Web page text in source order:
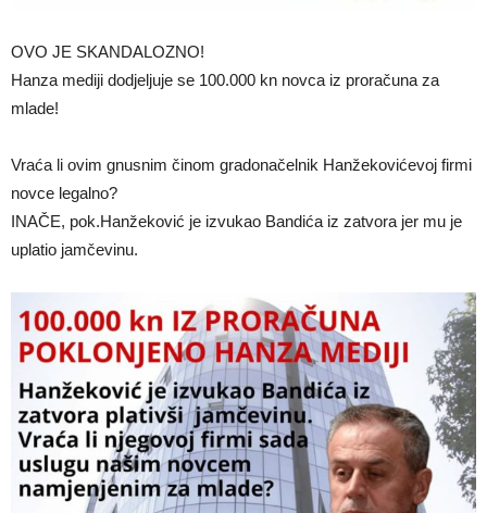
OVO JE SKANDALOZNO!
Hanza mediji dodjeljuje se 100.000 kn novca iz proračuna za
mlade!
Vraća li ovim gnusnim činom gradonačelnik Hanžekovićevoj firmi
novce legalno?
INAČE, pok.Hanžeković je izvukao Bandića iz zatvora jer mu je
uplatio jamčevinu.